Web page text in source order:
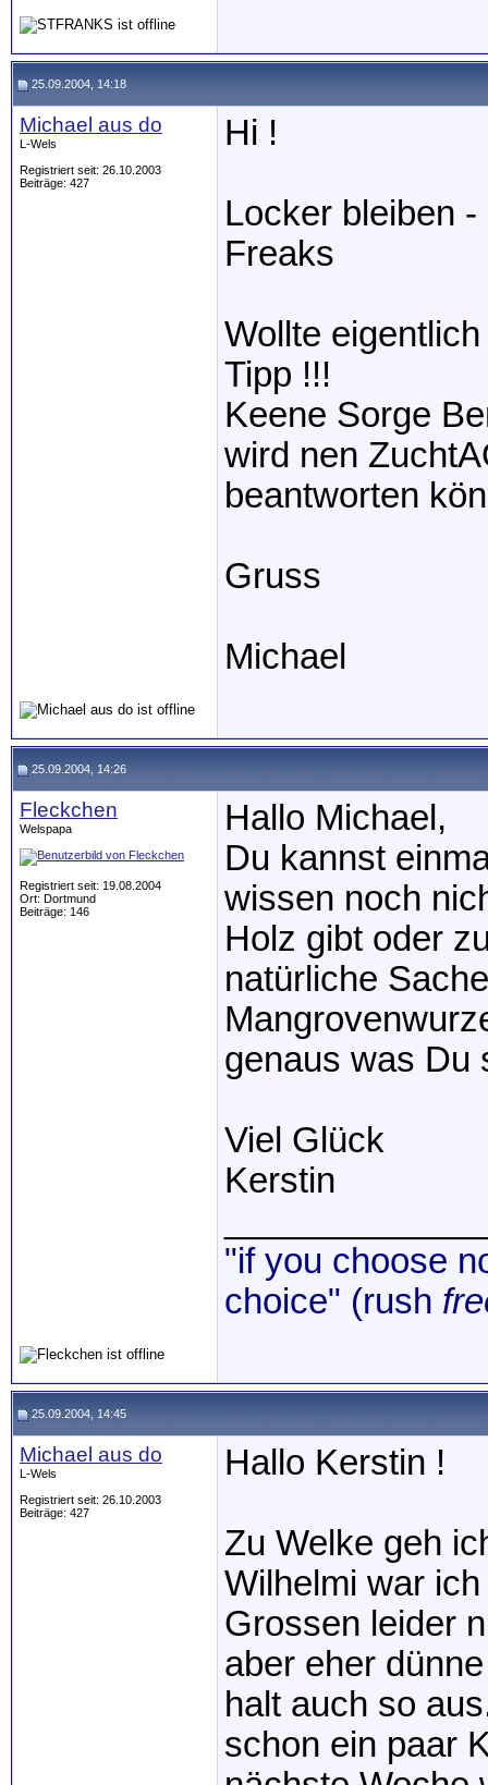
25.09.2004, 14:18
Michael aus do
L-Wels
Registriert seit: 26.10.2003
Beiträge: 427
Hi !
Locker bleiben
Freaks
Wollte
Tipp !!!
Keene Sorge
wird nen
beantworten
Gruss
Michael
25.09.2004, 14:26
Fleckchen
Welspapa
Registriert seit: 19.08.2004
Ort: Dortmund
Beiträge: 146
Hallo Michael,
Du kannst
wissen noch
Holz gibt oder
natürliche
genaus was Du
Viel Glück
Kerstin
"if you choose
choice" (rush
25.09.2004, 14:45
Michael aus do
L-Wels
Registriert seit: 26.10.2003
Beiträge: 427
Hallo Kerstin !
Zu Welke geh
Wilhelmi war
Grossen leider
aber eher
halt auch so
schon ein paar